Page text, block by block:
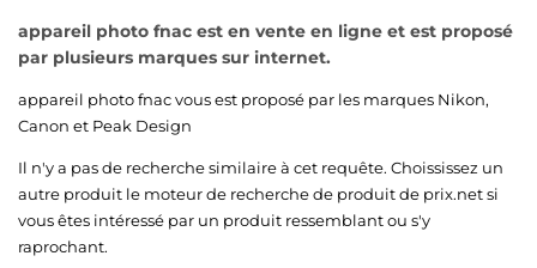
appareil photo fnac est en vente en ligne et est proposé
par plusieurs marques sur internet.
appareil photo fnac vous est proposé par les marques Nikon,
Canon et Peak Design
Il n'y a pas de recherche similaire à cet requête. Choississez un
autre produit le moteur de recherche de produit de prix.net si
vous êtes intéressé par un produit ressemblant ou s'y
raprochant.